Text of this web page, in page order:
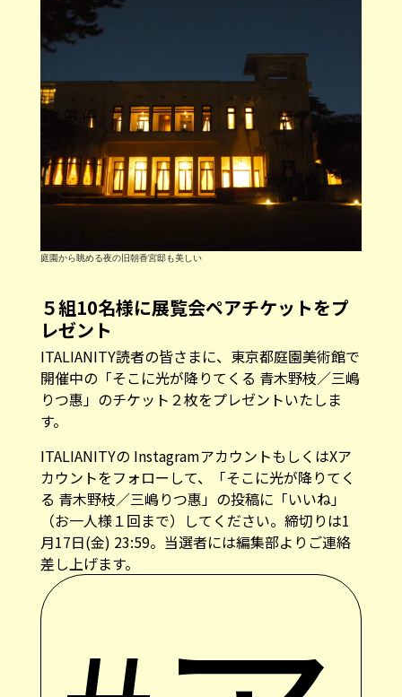
庭園から眺める夜の旧朝香宮邸も美しい
５組10名様に展覧会ペアチケットをプ
レゼント
ITALIANITY読者の皆さまに、東京都庭園美術館で
開催中の「そこに光が降りてくる 青木野枝／三嶋
りつ惠」のチケット２枚をプレゼントいたしま
す。
ITALIANITYの InstagramアカウントもしくはXア
カウントをフォローして、「そこに光が降りてく
る 青木野枝／三嶋りつ惠」の投稿に「いいね」
（お一人様１回まで）してください。締切りは1
月17日(金) 23:59。当選者には編集部よりご連絡
差し上げます。